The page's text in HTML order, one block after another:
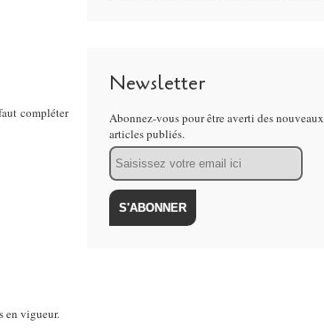
compléter
en vigueur.
Newsletter
Abonnez-vous pour être averti des nouveaux
articles publiés.
Email